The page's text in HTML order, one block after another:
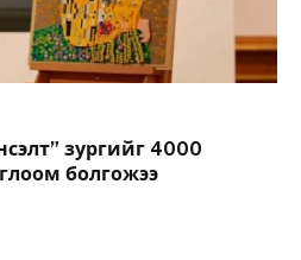
зургийг 4000
болгожээ